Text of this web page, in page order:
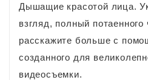
Дышащие красотой лица.
взгляд, полный
расскажите больше с
созданного для
видеосъемки.